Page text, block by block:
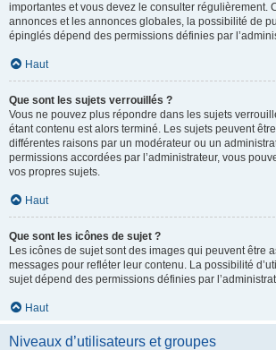
importantes et vous devez le consulter régulièrement.
annonces et les annonces globales, la possibilité de
épinglés dépend des permissions définies par
Haut
Que sont les sujets verrouillés ?
Vous ne pouvez plus répondre dans les sujets
étant contenu est alors terminé. Les sujets peuvent
différentes raisons par un modérateur ou un
permissions accordées par l’administrateur, vous
vos propres sujets.
Haut
Que sont les icônes de sujet ?
Les icônes de sujet sont des images qui peuvent être
messages pour refléter leur contenu. La possibilité
sujet dépend des permissions définies par
Haut
Niveaux d’utilisateurs et groupes